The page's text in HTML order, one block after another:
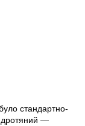
стандартно-
—